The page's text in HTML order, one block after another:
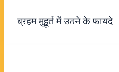
ब्रहम मुहूर्त में उठने के फायदे